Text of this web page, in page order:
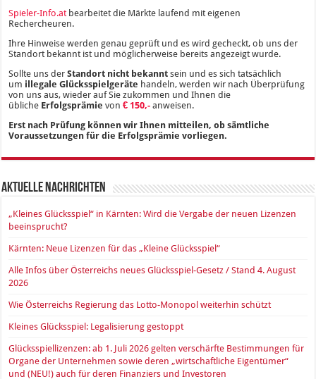
Spieler-Info.atbearbeitet die Märkte laufend mit eigenen
Rechercheuren.
Ihre Hinweise werden genau geprüft und es wird gecheckt, ob uns der
Standort bekannt ist und möglicherweise bereits angezeigt wurde.
Sollte uns derStandort nicht bekanntsein und es sich tatsächlich
um illegale Glücksspielgeräte handeln, werden wir nach Überprüfung
von uns aus, wieder auf Sie zukommen und Ihnen die
übliche Erfolgsprämievon € 150,- anweisen.
Erst nach Prüfung können wir Ihnen mitteilen, ob sämtliche
Voraussetzungen für die Erfolgsprämie vorliegen.
Aktuelle Nachrichten
„Kleines Glücksspiel“ in Kärnten: Wird die Vergabe der neuen Lizenzen
beeinsprucht?
Kärnten: Neue Lizenzen für das „Kleine Glücksspiel“
Alle Infos über Österreichs neues Glücksspiel-Gesetz / Stand 4. August
2026
Wie Österreichs Regierung das Lotto-Monopol weiterhin schützt
Kleines Glücksspiel: Legalisierung gestoppt
Glücksspiellizenzen: ab 1. Juli 2026 gelten verschärfte Bestimmungen für
Organe der Unternehmen sowie deren „wirtschaftliche Eigentümer“
und (NEU!) auch für deren Finanziers und Investoren